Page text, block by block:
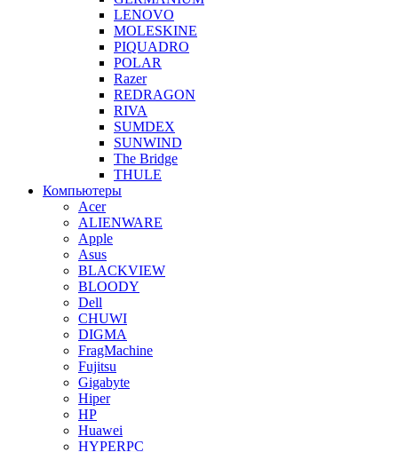
LENOVO
MOLESKINE
PIQUADRO
POLAR
Razer
REDRAGON
RIVA
SUMDEX
SUNWIND
The Bridge
THULE
Компьютеры
Acer
ALIENWARE
Apple
Asus
BLACKVIEW
BLOODY
Dell
CHUWI
DIGMA
FragMachine
Fujitsu
Gigabyte
Hiper
HP
Huawei
HYPERPC